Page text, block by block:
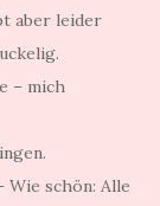
aber leider
– mich
schön: Alle